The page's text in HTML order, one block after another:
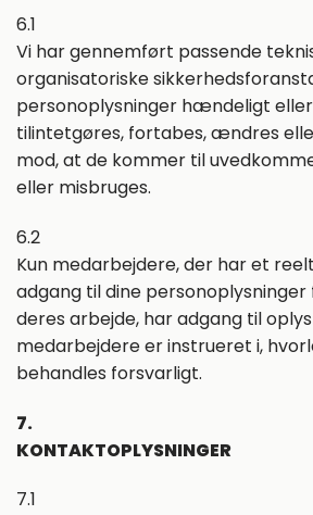
6.1
Vi har gennemført passende
organisatoriske
personoplysninger hændeligt
tilintetgøres, fortabes, ændres
mod, at de kommer til
eller misbruges.
6.2
Kun medarbejdere, der har et
adgang til dine
deres arbejde, har adgang til
medarbejdere er instrueret i,
behandles forsvarligt.
7.
KONTAKTOPLYSNINGER
7.1